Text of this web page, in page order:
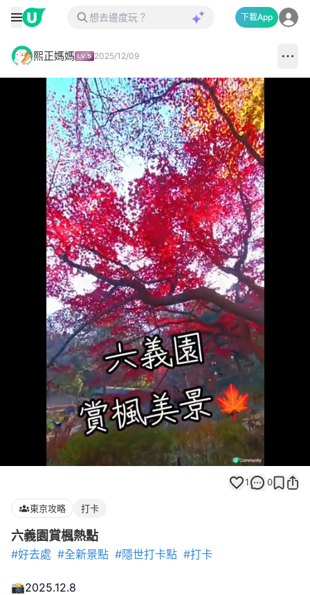
下載App
熙正媽媽 2025/12/09
Loaded:
100.00%
1 0
東京攻略 打卡
六義園賞楓熱點
#好去處 #全新景點 #隱世打卡點 #打卡
📸2025.12.8